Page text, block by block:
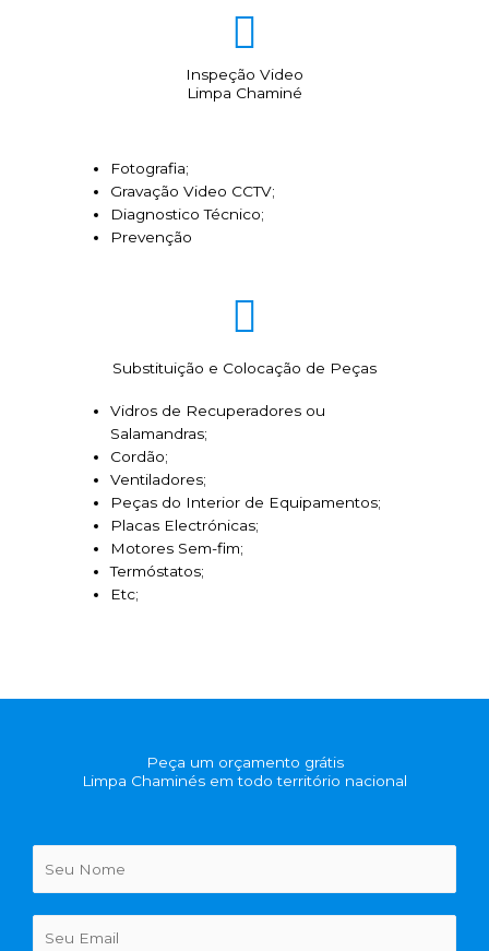
Inspeção Video
Limpa Chaminé
Fotografia;
Gravação Video CCTV;
Diagnostico Técnico;
Prevenção
Substituição e Colocação de Peças
Vidros de Recuperadores ou
Salamandras;
Cordão;
Ventiladores;
Peças do Interior de Equipamentos;
Placas Electrónicas;
Motores Sem-fim;
Termóstatos;
Etc;
Peça um orçamento grátis
Limpa Chaminés em todo território nacional